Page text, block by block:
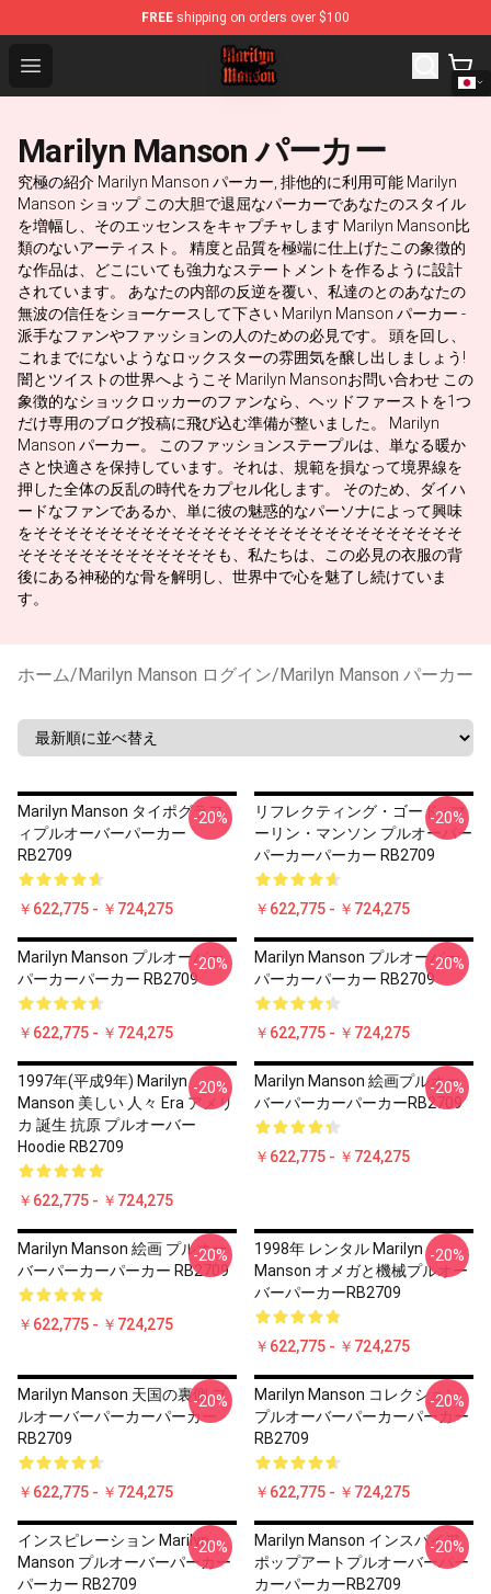
FREE shipping on orders over $100
Open menu
Marilyn Manson Shop - Official Marilyn Manson
Marilyn Manson パーカー
究極の紹介 Marilyn Manson パーカー, 排他的に利用可能 Marilyn
Manson ショップ この大胆で退屈なパーカーであなたのスタイル
を増幅し、そのエッセンスをキャプチャします Marilyn Manson比
類のないアーティスト。 精度と品質を極端に仕上げたこの象徴的
な作品は、どこにいても強力なステートメントを作るように設計
されています。 あなたの内部の反逆を覆い、私達のとのあなたの
無波の信任をショーケースして下さい Marilyn Manson パーカー -
派手なファンやファッションの人のための必見です。 頭を回し、
これまでにないようなロックスターの雰囲気を醸し出しましょう!
闇とツイストの世界へようこそ Marilyn Mansonお問い合わせ この
象徴的なショックロッカーのファンなら、ヘッドファーストを1つ
だけ専用のブログ投稿に飛び込む準備が整いました。 Marilyn
Manson パーカー。 このファッションステープルは、単なる暖か
さと快適さを保持しています。それは、規範を損なって境界線を
押した全体の反乱の時代をカプセル化します。 そのため、ダイハ
ードなファンであるか、単に彼の魅惑的なパーソナによって興味
をそそそそそそそそそそそそそそそそそそそそそそそそそそそそ
そそそそそそそそそそそそそも、私たちは、この必見の衣服の背
後にある神秘的な骨を解明し、世界中で心を魅了し続けていま
す。
ホーム/Marilyn Manson ログイン/Marilyn Manson パーカー
Marilyn Manson タイポグラフ
ィプルオーバーパーカー
RB2709
￥622,775 - ￥724,275
-20%
リフレクティング・ゴード - マ
ーリン・マンソン プルオーバー
パーカーパーカー RB2709
￥622,775 - ￥724,275
-20%
Marilyn Manson プルオーバー
パーカーパーカー RB2709
￥622,775 - ￥724,275
-20%
Marilyn Manson プルオーバー
パーカーパーカー RB2709
￥622,775 - ￥724,275
-20%
1997年(平成9年) Marilyn
Manson 美しい 人々 Era アメリ
カ 誕生 抗原 プルオーバー
Hoodie RB2709
￥622,775 - ￥724,275
-20%
Marilyn Manson 絵画プルオー
バーパーカーパーカーRB2709
￥622,775 - ￥724,275
-20%
Marilyn Manson 絵画 プルオー
バーパーカーパーカー RB2709
￥622,775 - ￥724,275
-20%
1998年 レンタル Marilyn
Manson オメガと機械プルオー
バーパーカーRB2709
￥622,775 - ￥724,275
-20%
Marilyn Manson 天国の裏側 プ
ルオーバーパーカーパーカー
RB2709
￥622,775 - ￥724,275
-20%
Marilyn Manson コレクション
プルオーバーパーカーパーカー
RB2709
￥622,775 - ￥724,275
-20%
インスピレーション Marilyn
Manson プルオーバーパーカー
パーカー RB2709
-20%
Marilyn Manson インスパイア
ポップアートプルオーバーパー
カーパーカーRB2709
-20%